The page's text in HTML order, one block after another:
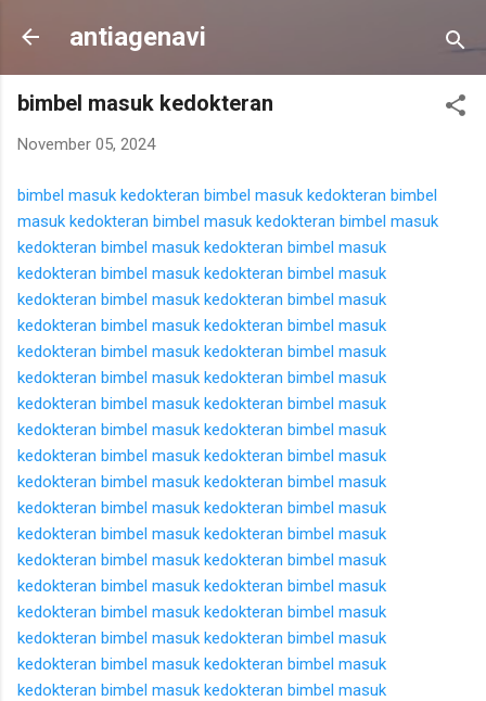
Langsung ke konten utama
antiagenavi
bimbel masuk kedokteran
November 05, 2024
bimbel masuk kedokteran bimbel masuk kedokteran bimbel
masuk kedokteran bimbel masuk kedokteran bimbel masuk
kedokteran bimbel masuk kedokteran bimbel masuk
kedokteran bimbel masuk kedokteran bimbel masuk
kedokteran bimbel masuk kedokteran bimbel masuk
kedokteran bimbel masuk kedokteran bimbel masuk
kedokteran bimbel masuk kedokteran bimbel masuk
kedokteran bimbel masuk kedokteran bimbel masuk
kedokteran bimbel masuk kedokteran bimbel masuk
kedokteran bimbel masuk kedokteran bimbel masuk
kedokteran bimbel masuk kedokteran bimbel masuk
kedokteran bimbel masuk kedokteran bimbel masuk
kedokteran bimbel masuk kedokteran bimbel masuk
kedokteran bimbel masuk kedokteran bimbel masuk
kedokteran bimbel masuk kedokteran bimbel masuk
kedokteran bimbel masuk kedokteran bimbel masuk
kedokteran bimbel masuk kedokteran bimbel masuk
kedokteran bimbel masuk kedokteran bimbel masuk
kedokteran bimbel masuk kedokteran bimbel masuk
kedokteran bimbel masuk kedokteran bimbel masuk